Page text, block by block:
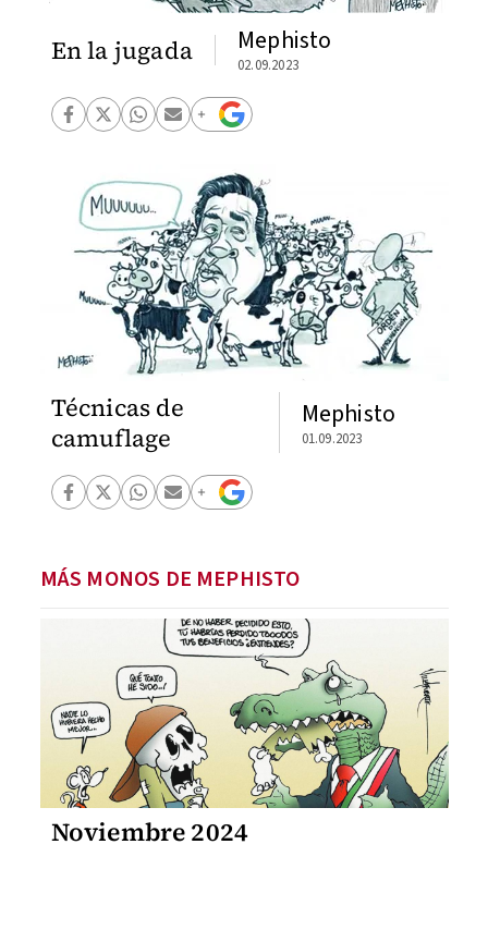
En la jugada Mephisto
02.09.2023
Técnicas de
camuflage
Mephisto
01.09.2023
MÁS MONOS DE MEPHISTO
Noviembre 2024